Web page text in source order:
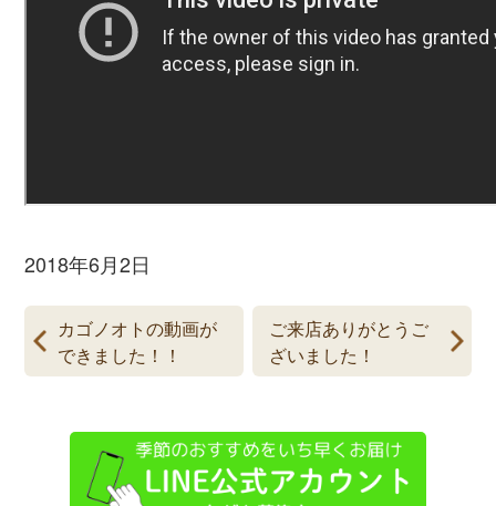
2018年6月2日
カゴノオトの動画が
できました！！
ご来店ありがとうご
ざいました！